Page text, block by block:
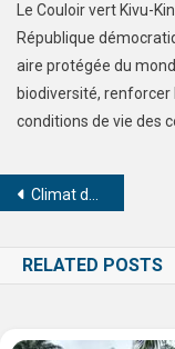
Le Couloir vert Kivu-
République
aire protégée du
biodiversité,
conditions de vie des
Climat des affaires en RDC : cap vers un cadre stratégique et compétitif !
RELATED POSTS